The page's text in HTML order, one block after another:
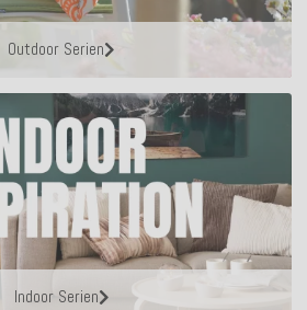
Outdoor Serien
Indoor Serien